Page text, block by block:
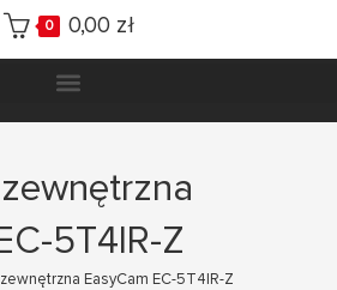
0 0,00 zł
5T4IR-Z
EasyCam EC-5T4IR-Z